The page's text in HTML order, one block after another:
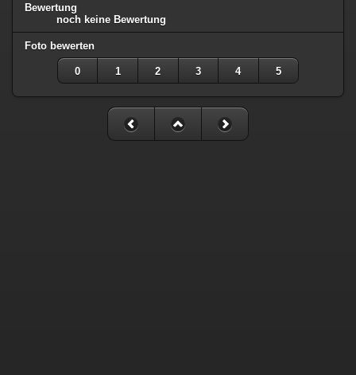
Bewertung
noch keine Bewertung
Foto bewerten
0 1 2 3 4 5